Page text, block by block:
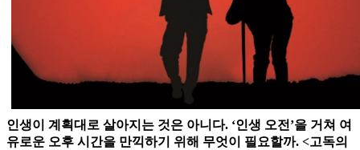
인생이 계획대로 살아지는 것은 아니다. ‘인생 오전’을 거쳐 여
유로운 오후 시간을 만끽하기 위해 무엇이 필요할까. <고독의